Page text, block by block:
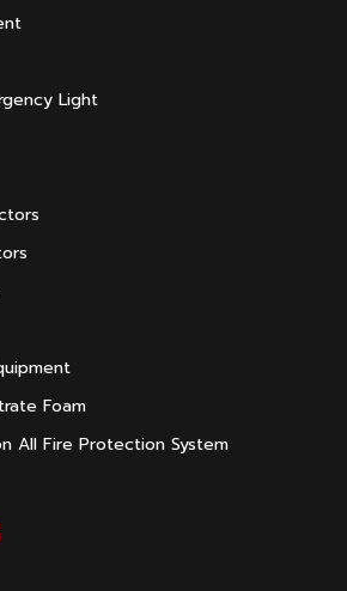
Light
Foam
All Fire Protection System